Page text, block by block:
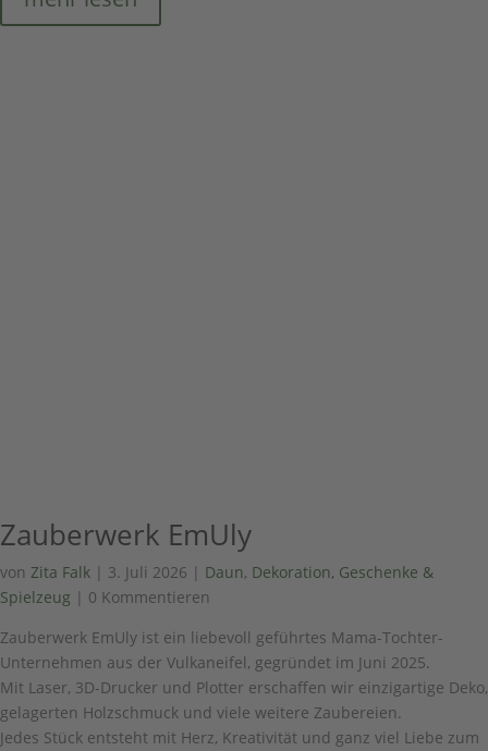
Zauberwerk EmUly
von Zita Falk | 3. Juli 2026 | Daun, Dekoration, Geschenke &
Spielzeug | 0 Kommentieren
Zauberwerk EmUly ist ein liebevoll geführtes Mama-Tochter-
Unternehmen aus der Vulkaneifel, gegründet im Juni 2025.
Mit Laser, 3D-Drucker und Plotter erschaffen wir einzigartige Deko,
gelagerten Holzschmuck und viele weitere Zaubereien.
Jedes Stück entsteht mit Herz, Kreativität und ganz viel Liebe zum